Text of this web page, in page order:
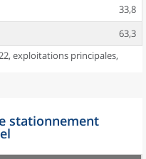
33,8
63,3
exploitations principales,
stationnement